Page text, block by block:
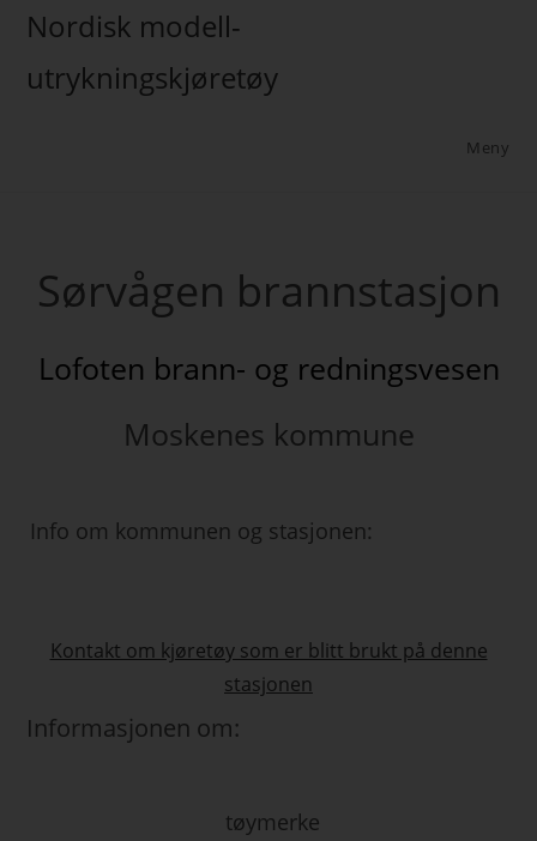
Nordisk modell-
utrykningskjøretøy
Meny
Sørvågen brannstasjon
Lofoten brann- og redningsvesen
Moskenes kommune
Info om kommunen og stasjonen:
Kontakt om kjøretøy som er blitt brukt på denne
stasjonen
Informasjonen om:
tøymerke